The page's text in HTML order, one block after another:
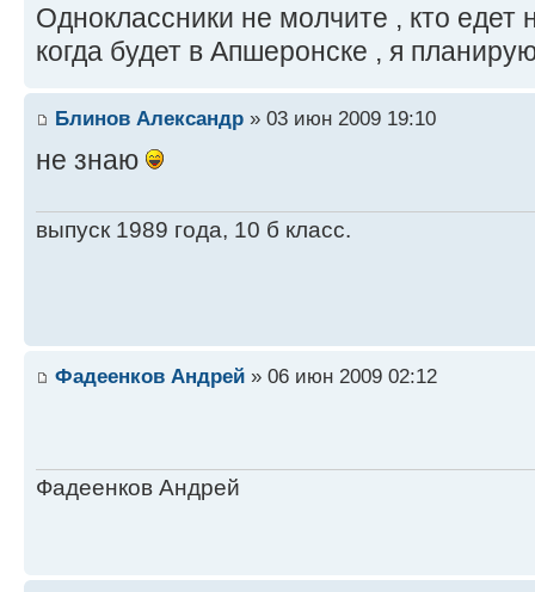
Одноклассники не молчите , кто едет
когда будет в Апшеронске , я
Блинов Александр » 03 июн 2009 19:10
не знаю
выпуск 1989 года, 10 б класс.
Фадеенков Андрей » 06 июн 2009 02:12
Фадеенков Андрей